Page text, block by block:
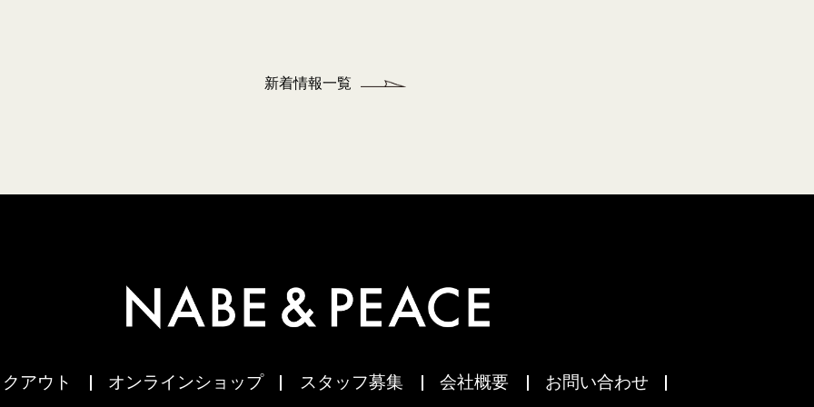
新着情報一覧
アウト オンラインショップ スタッフ募集 会社概要 お問い合わせ